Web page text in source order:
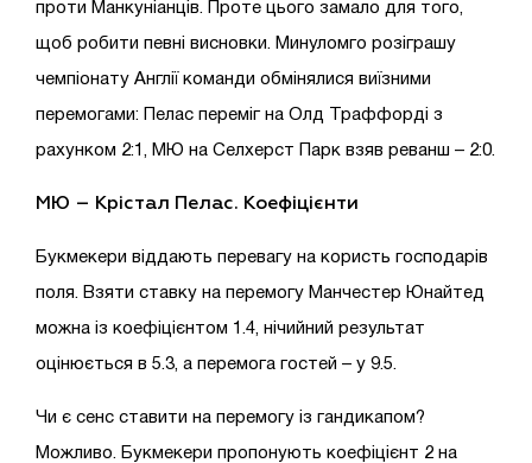
проти Манкуніанців. Проте цього замало для того,
щоб робити певні висновки. Минуломго розіграшу
чемпіонату Англії команди обмінялися виїзними
перемогами: Пелас переміг на Олд Траффорді з
рахунком 2:1, МЮ на Селхерст Парк взяв реванш – 2:0.
МЮ – Крістал Пелас. Коефіцієнти
Букмекери віддають перевагу на користь господарів
поля. Взяти ставку на перемогу Манчестер Юнайтед
можна із коефіцієнтом 1.4, нічийний результат
оцінюється в 5.3, а перемога гостей – у 9.5.
Чи є сенс ставити на перемогу із гандикапом?
Можливо. Букмекери пропонують коефіцієнт 2 на